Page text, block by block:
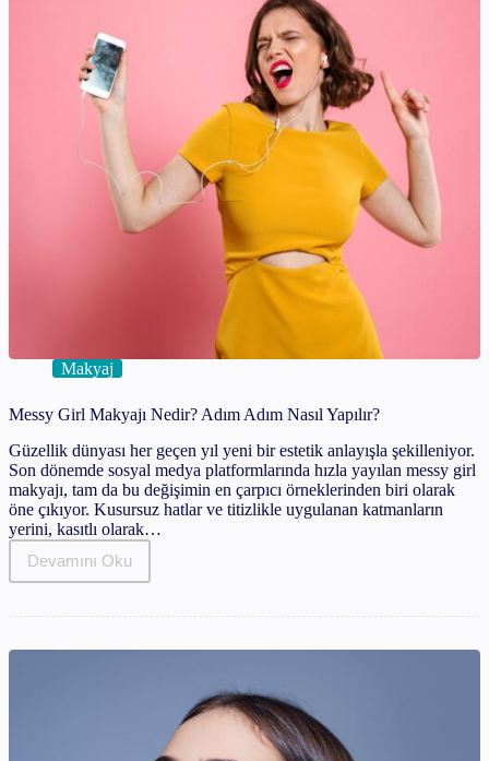
Hakkında
Bilmen
Gereken
Her
Şey
Makyaj
Messy Girl Makyajı Nedir? Adım Adım Nasıl Yapılır?
Güzellik dünyası her geçen yıl yeni bir estetik anlayışla şekilleniyor.
Son dönemde sosyal medya platformlarında hızla yayılan messy girl
makyajı, tam da bu değişimin en çarpıcı örneklerinden biri olarak
öne çıkıyor. Kusursuz hatlar ve titizlikle uygulanan katmanların
yerini, kasıtlı olarak…
Devamını Oku
Messy
Girl